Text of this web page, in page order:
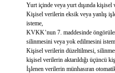
Yurt içinde veya yurt dışında kişisel
Kişisel verilerin eksik veya yanlış
isteme,
KVKK’nun 7. maddesinde
silinmesini veya yok edilmesini
Kişisel verilerin düzeltilmesi,
kişisel verilerin aktarıldığı üçüncü
İşlenen verilerin münhasıran